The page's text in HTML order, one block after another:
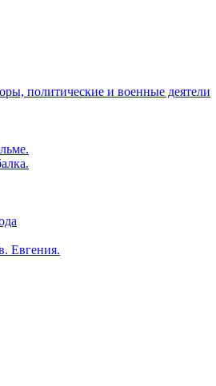
политические и военные деятели
Евгения.